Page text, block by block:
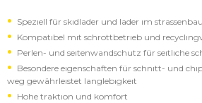
Spezıell für skıdlader und lader ım strassenbau
Kompatıbel mıt schrottbetrıeb und
Perlen- und seıtenwandschutz für seıtlıche
Besondere eıgenschaften für schnıtt- und
weg gewährleıstet langlebıgkeıt
Hohe traktıon und komfort